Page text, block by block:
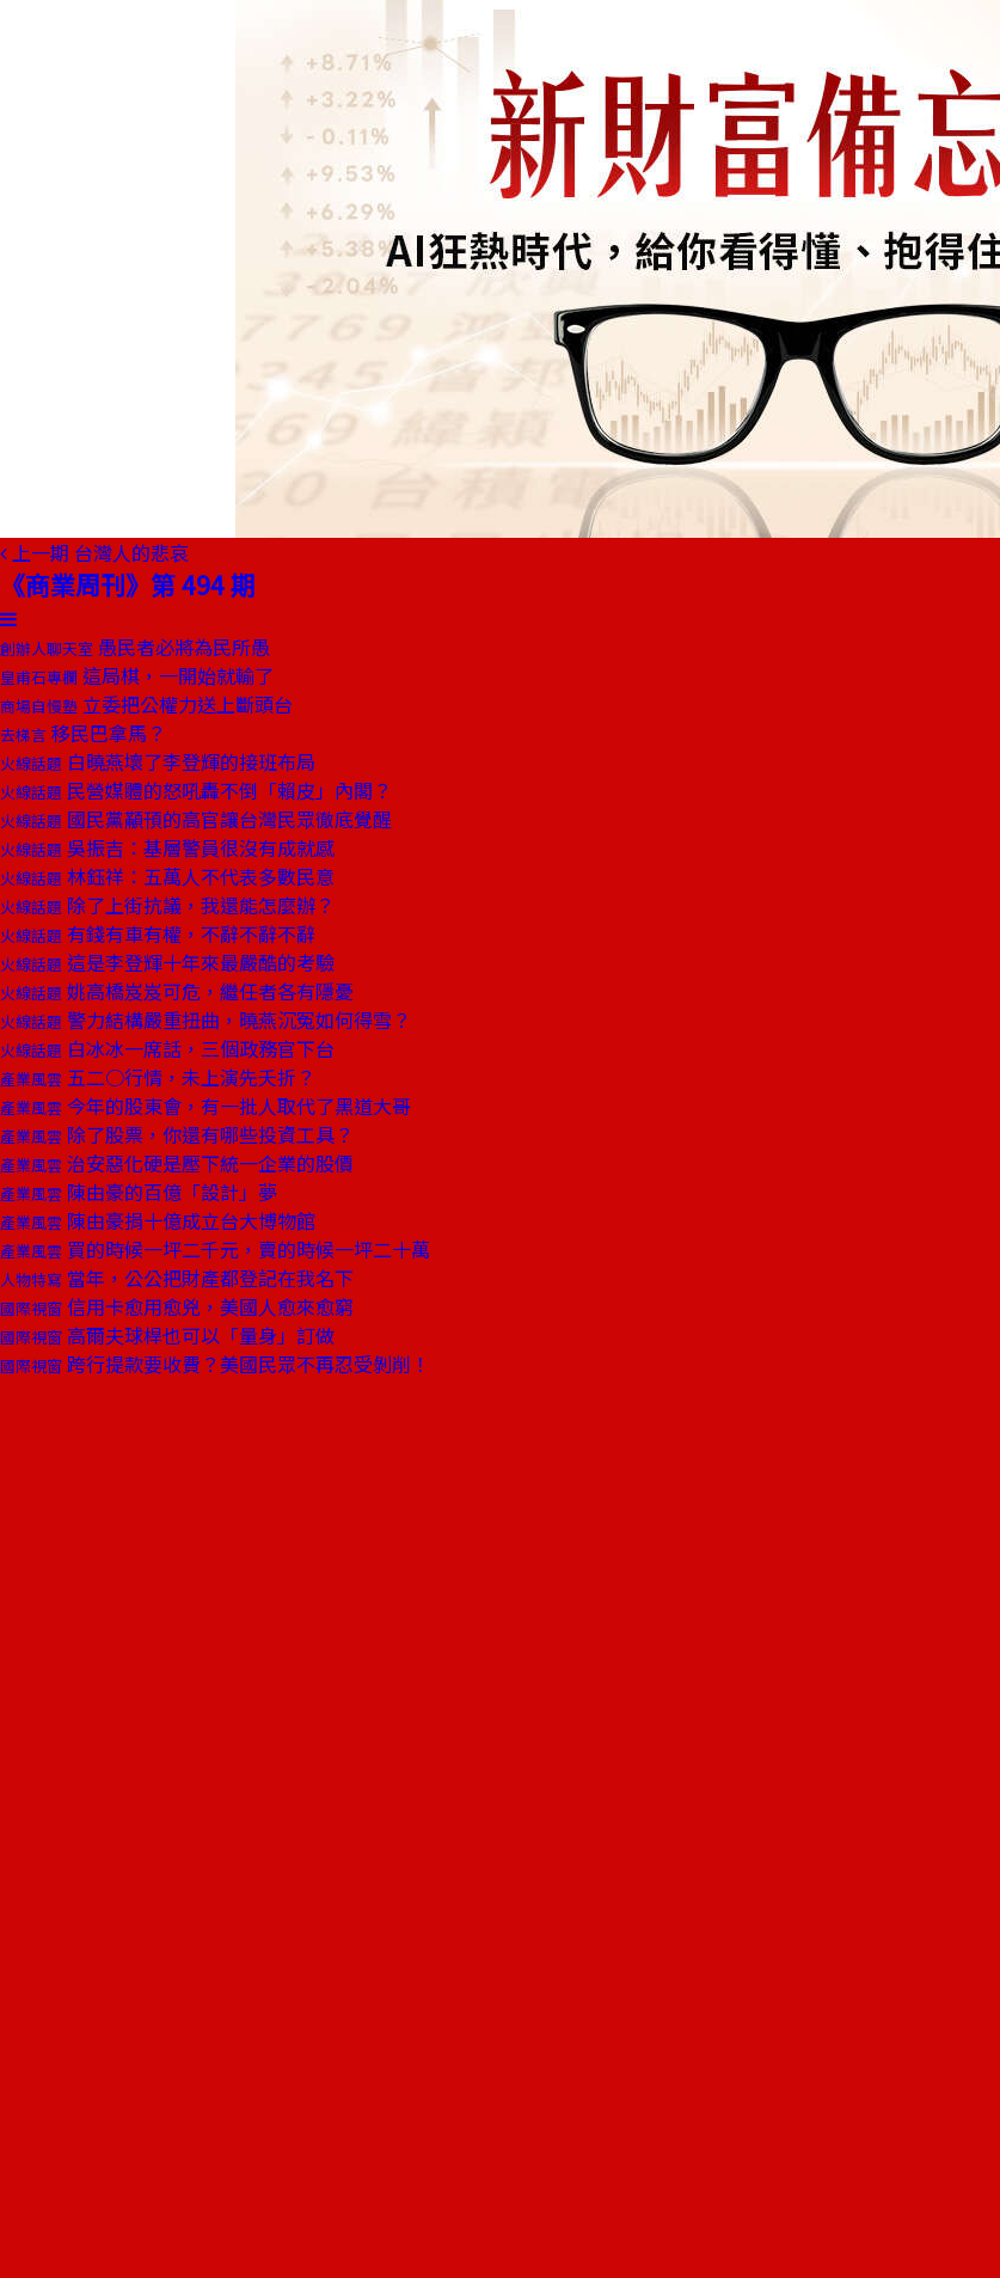
上一期 台灣人的悲哀
《商業周刊》第 494 期
創辦人聊天室 愚民者必將為民所愚
皇甫石專欄 這局棋，一開始就輸了
商場自慢塾 立委把公權力送上斷頭台
去梯言 移民巴拿馬？
火線話題 白曉燕壞了李登輝的接班布局
火線話題 民營媒體的怒吼轟不倒「賴皮」內閣？
火線話題 國民黨顢頇的高官讓台灣民眾徹底覺醒
火線話題 吳振吉：基層警員很沒有成就感
火線話題 林鈺祥：五萬人不代表多數民意
火線話題 除了上街抗議，我還能怎麼辦？
火線話題 有錢有車有權，不辭不辭不辭
火線話題 這是李登輝十年來最嚴酷的考驗
火線話題 姚高橋岌岌可危，繼任者各有隱憂
火線話題 警力結構嚴重扭曲，曉燕沉冤如何得雪？
火線話題 白冰冰一席話，三個政務官下台
產業風雲 五二○行情，未上演先夭折？
產業風雲 今年的股東會，有一批人取代了黑道大哥
產業風雲 除了股票，你還有哪些投資工具？
產業風雲 治安惡化硬是壓下統一企業的股價
產業風雲 陳由豪的百億「設計」夢
產業風雲 陳由豪捐十億成立台大博物館
產業風雲 買的時候一坪二千元，賣的時候一坪二十萬
人物特寫 當年，公公把財產都登記在我名下
國際視窗 信用卡愈用愈兇，美國人愈來愈窮
國際視窗 高爾夫球桿也可以「量身」訂做
國際視窗 跨行提款要收費？美國民眾不再忍受剝削！